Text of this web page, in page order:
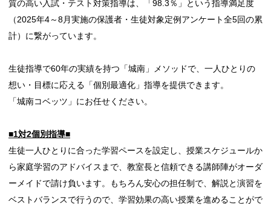
質の高い入試・テスト対策指導は、「98.3％」という指導満足度
（2025年4～8月実施の保護者・生徒対象定例アンケート全5回の累
計）に繋がっています。
生徒指導で60年の実績を持つ「城南」メソッドで、一人ひとりの
想い・目標に応える「個別最適化」指導を提供できます。
「城南コベッツ」にお任せください。
■1対2個別指導■
生徒一人ひとりに合った学習ペースを設定し、授業スケジュールか
ら家庭学習のアドバイスまで、教室長と信頼できる講師陣がオーダ
ーメイドで請け負います。もちろん安心の担任制で、解説と演習を
ベストバランスで行うので、学習効果の高い授業を進めることがで